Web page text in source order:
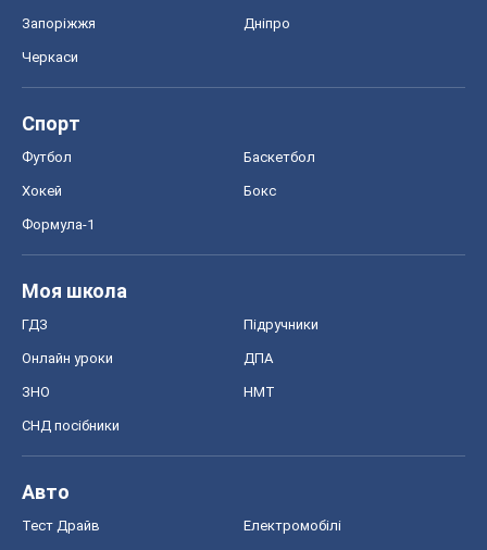
Запоріжжя Дніпро
Черкаси
Спорт
Футбол Баскетбол
Хокей Бокс
Формула-1
Моя школа
ГДЗ Підручники
Онлайн уроки ДПА
ЗНО НМТ
СНД посібники
Авто
Тест Драйв Електромобілі